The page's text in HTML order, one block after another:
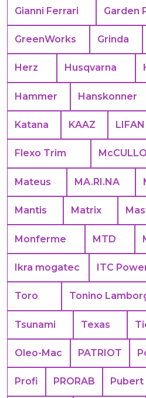
Gianni Ferrari Garden
GreenWorks Grinda
Herz Husqvarna
Hammer Hanskonner
Katana KAAZ LIFAN
Flexo Trim
Mateus MA.RI.NA
Mantis Matrix
Monferme MTD
Ikra mogatec ITC
Toro Tonino
Tsunami Texas
Oleo-Mac PATRIOT
Profi PRORAB Pubert